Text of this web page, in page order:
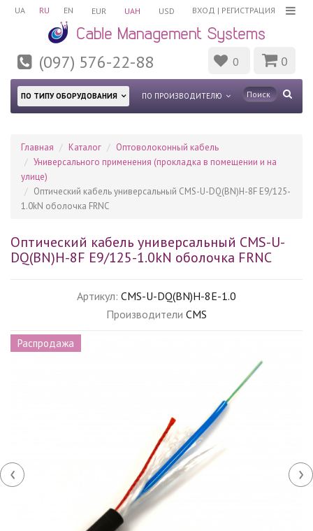
UA RU EN ВХОД | РЕГИСТРАЦИЯ
EUR UAH USD
(097) 576-22-88 0 0
ПО ТИПУ ОБОРУДОВАНИЯ ПО ПРОИЗВОДИТЕЛЮ
Главная Каталог
Оптоволоконный кабель
Универсального применения (прокладка в помещении и на
улице)
Оптический кабель универсальный CMS-U-DQ(BN)H-8F E9/125-
1.0kN оболочка FRNC
Оптический кабель универсальный CMS-U-
DQ(BN)H-8F E9/125-1.0kN оболочка FRNC
Артикул: CMS-U-DQ(BN)H-8E-1.0
Производители CMS
Распродажа
‹ ›